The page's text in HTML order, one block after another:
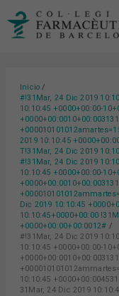
Inicio
#!31Mar, 24 Dic 2019
10:10:45 +0000+00:00-
2019 10:10:45
T!31Mar, 24 Dic 2019
#!31Mar, 24 Dic 2019
10:10:45 +0000+00:00-
Dic 2019 10:10:45
10:10:45+0000+00:00
+0000+00:00+00:0012#
#!31Mar, 24 Dic 2019
10:10:45 +0000+00:00-
10:10:45
31Mar, 24 Dic 2019